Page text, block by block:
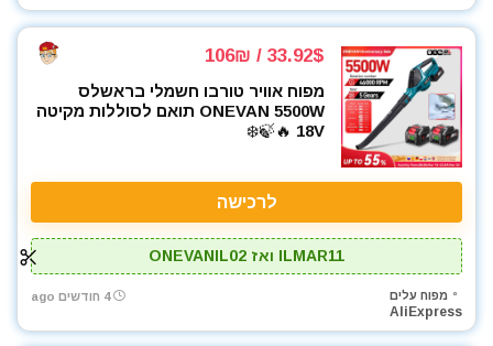
33.92$ / 106₪
מפוח אוויר טורבו חשמלי בראשלס
ONEVAN 5500W תואם לסוללות מקיטה
18V 🔥🍃❄️
לרכישה
ILMAR11 ואז ONEVANIL02
מפוח עלים
AliExpress
4 חודשים ago